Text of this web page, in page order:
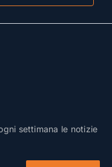
settimana le notizie